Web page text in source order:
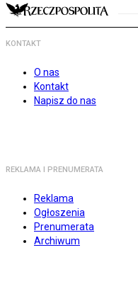
KONTAKT
O nas
Kontakt
Napisz do nas
REKLAMA I PRENUMERATA
Reklama
Ogłoszenia
Prenumerata
Archiwum